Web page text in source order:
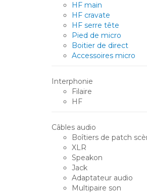
HF main
HF cravate
HF serre tête
Pied de micro
Boitier de direct
Accessoires micro
Interphonie
Filaire
HF
Câbles audio
Boîtiers de patch
XLR
Speakon
Jack
Adaptateur audio
Multipaire son